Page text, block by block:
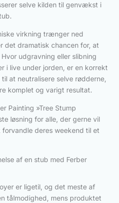
selve kilden til genvækst i
virkning trænger ned
det dramatisk chancen for, at
udgravning eller slibning
i live under jorden, er en korrekt
at neutralisere selve rødderne,
komplet og varigt resultat.
Painting »Tree Stump
løsning for alle, der gerne vil
deres weekend til et
af en stub med Ferber
er ligetil, og det meste af
tålmodighed, mens produktet